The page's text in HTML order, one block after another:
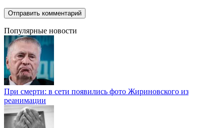
Популярные новости
При смерти: в сети появились фото Жириновского из
реанимации